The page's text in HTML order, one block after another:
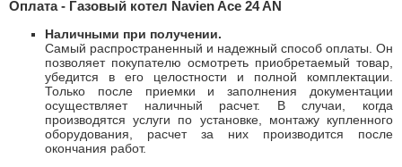
Оплата - Газовый котел Navien Ace 24 AN
Наличными при получении.
Самый распространенный и надежный способ оплаты. Он
позволяет покупателю осмотреть приобретаемый товар,
убедится в его целостности и полной комплектации.
Только после приемки и заполнения документации
осуществляет наличный расчет. В случаи, когда
производятся услуги по установке, монтажу купленного
оборудования, расчет за них производится после
окончания работ.